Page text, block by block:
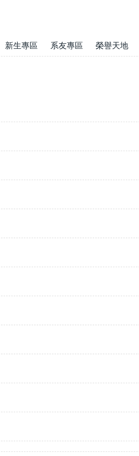
新生專區 系友專區 榮譽天地